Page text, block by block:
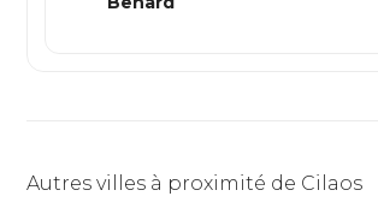
Autres villes à proximité de Cilaos